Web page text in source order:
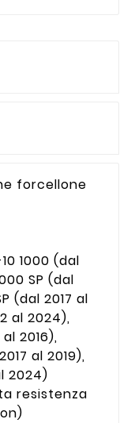
forcellone
1000 (dal
SP (dal
(dal 2017 al
al 2024),
2016),
al 2019),
2024)
resistenza